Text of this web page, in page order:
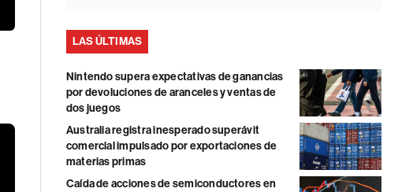
LAS ÚLTIMAS
Nintendo supera expectativas de ganancias
por devoluciones de aranceles y ventas de
dos juegos
Australia registra inesperado superávit
comercial impulsado por exportaciones de
materias primas
Caída de acciones de semiconductores en